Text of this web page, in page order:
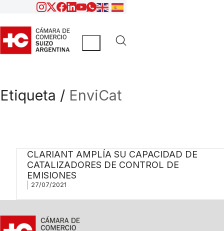
Etiqueta / EnviCat
CLARIANT AMPLÍA SU CAPACIDAD DE
CATALIZADORES DE CONTROL DE
EMISIONES
27/07/2021